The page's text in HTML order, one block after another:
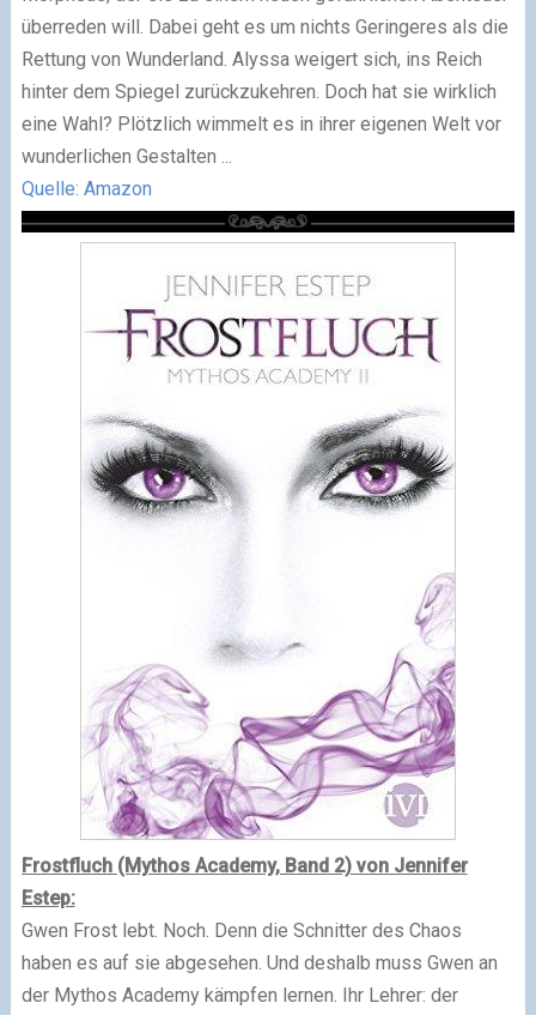
überreden will. Dabei geht es um nichts Geringeres als die
Rettung von Wunderland. Alyssa weigert sich, ins Reich
hinter dem Spiegel zurückzukehren. Doch hat sie wirklich
eine Wahl? Plötzlich wimmelt es in ihrer eigenen Welt vor
wunderlichen Gestalten ...
Quelle: Amazon
Frostfluch (Mythos Academy, Band 2) von Jennifer
Estep:
Gwen Frost lebt. Noch. Denn die Schnitter des Chaos
haben es auf sie abgesehen. Und deshalb muss Gwen an
der Mythos Academy kämpfen lernen. Ihr Lehrer: der